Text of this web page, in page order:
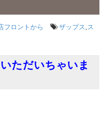
フロントから ザップス ス
ただいちゃいま